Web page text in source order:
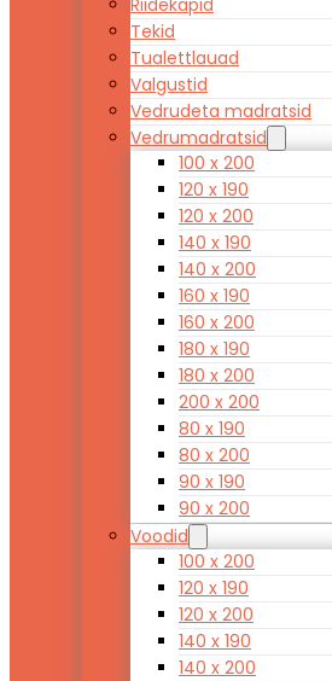
Riidekapid
Tekid
Tualettlauad
Valgustid
Vedrudeta madratsid
Vedrumadratsid
100 x 200
120 x 190
120 x 200
140 x 190
140 x 200
160 x 190
160 x 200
180 x 190
180 x 200
200 x 200
80 x 190
80 x 200
90 x 190
90 x 200
Voodid
100 x 200
120 x 190
120 x 200
140 x 190
140 x 200